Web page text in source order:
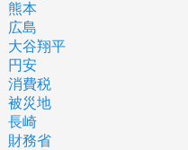
熊本
広島
大谷翔平
円安
消費税
被災地
長崎
財務省